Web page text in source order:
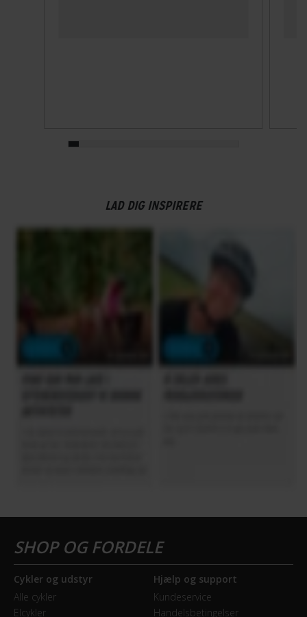
LAD DIG INSPIRERE
Cykler og udstyr
Alle cykler
Elcykler
Hjælp og support
Kundeservice
Handelsbetingelser